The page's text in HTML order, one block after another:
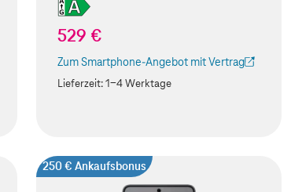
529 €
Zum Smartphone-Angebot mit Vertrag
(Der Link wird in einem neuen Tab geöffnet)
Lieferzeit:1-4 Werktage
250 € Ankaufsbonus